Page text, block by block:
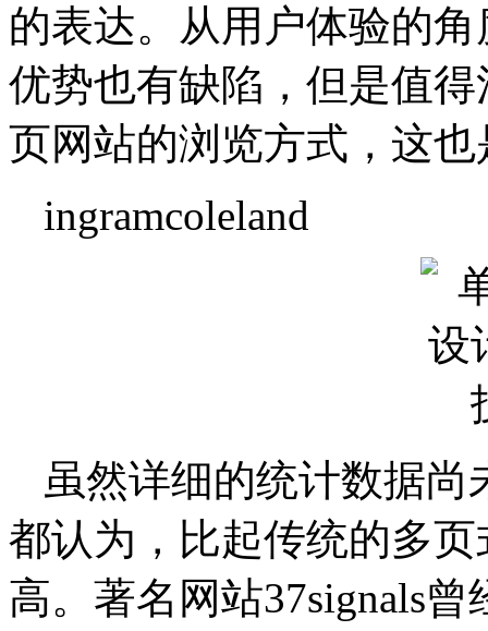
的表达。从用户体验的
优势也有缺陷，但是值
页网站的浏览方式，这
ingramcoleland
虽然详细的统计数据
都认为，比起传统的多
高。著名网站37signals